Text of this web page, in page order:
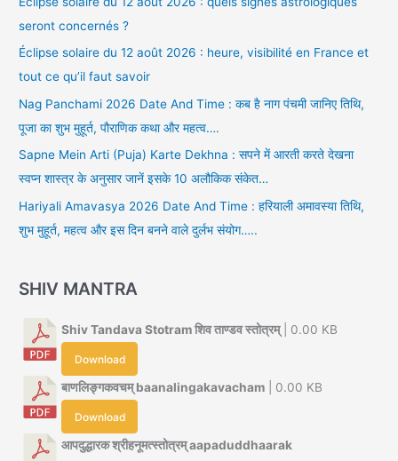
seront concernés ?
Éclipse solaire du 12 août 2026 : heure, visibilité en France et
tout ce qu’il faut savoir
Nag Panchami 2026 Date And Time : कब है नाग पंचमी जानिए तिथि,
पूजा का शुभ मुहूर्त, पौराणिक कथा और महत्व….
Sapne Mein Arti (Puja) Karte Dekhna : सपने में आरती करते देखना
स्वप्न शास्त्र के अनुसार जानें इसके 10 अलौकिक संकेत…
Hariyali Amavasya 2026 Date And Time : हरियाली अमावस्या तिथि,
शुभ मुहूर्त, महत्व और इस दिन बनने वाले दुर्लभ संयोग…..
SHIV MANTRA
Shiv Tandava Stotram शिव ताण्डव स्तोत्रम्| 0.00 KB
Download
बाणलिङ्गकवचम् baanalingakavacham | 0.00 KB
Download
आपदुद्धारक श्रीहनूमत्स्तोत्रम् aapaduddhaarak